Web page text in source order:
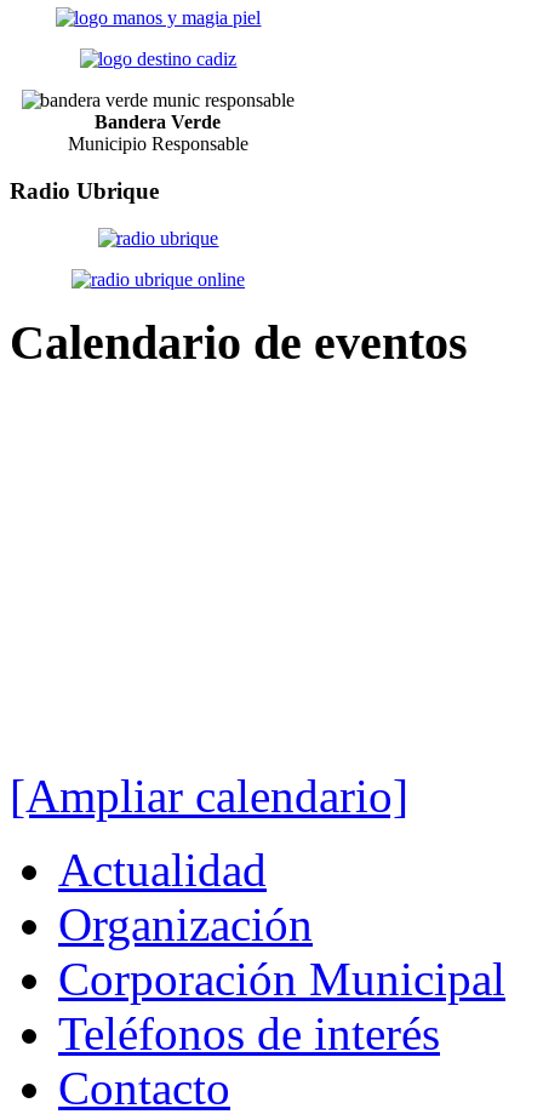
Bandera Verde
Municipio Responsable
Radio Ubrique
Calendario de eventos
[Ampliar calendario]
Actualidad
Organización
Corporación Municipal
Teléfonos de interés
Contacto